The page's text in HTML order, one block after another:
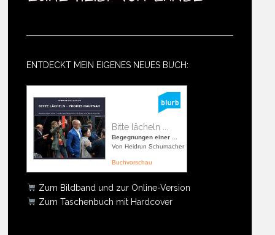
ENTDECKT MEIN EIGENES NEUES BUCH:
Bitte lächeln ...
Begegnungen einer ...
Von Heidrun Schumacher
Buchvorschau
Zum Bildband und zur Online-Version
Zum Taschenbuch mit Hardcover